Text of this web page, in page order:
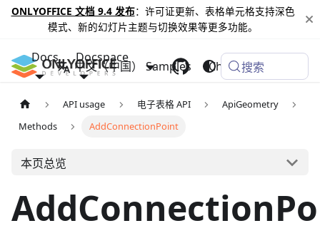
ONLYOFFICE 文档 9.4 发布：许可证更新、表格单元格支持深色
模式、新的幻灯片主题与切换效果等更多功能。
Docs Docspace
Samples Changelog
中文（中国） 搜索
API usage 电子表格 API
ApiGeometry
Methods
AddConnectionPoint
本页总览